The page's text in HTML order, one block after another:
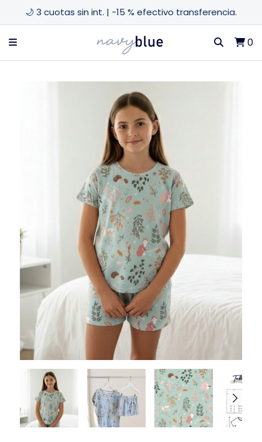
🌙 3 cuotas sin int. | -15 % efectivo transferencia.
0